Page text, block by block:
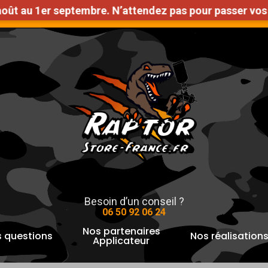
septembre. N’attendez pas pour passer vos
Gratuite en France métropolitaine à partir de 1000€
fermer
Besoin d’un conseil ?
06 50 92 06 24
questions Nos partenaires
Applicateur Nos réalisations
RACCORD POUR FLEXIBLES | 6 mm